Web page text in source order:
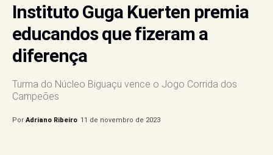
Instituto Guga Kuerten premia
educandos que fizeram a
diferença
Turma do Núcleo Biguaçu vence o Jogo Corrida dos
Campeões
Por Adriano Ribeiro 11 de novembro de 2023